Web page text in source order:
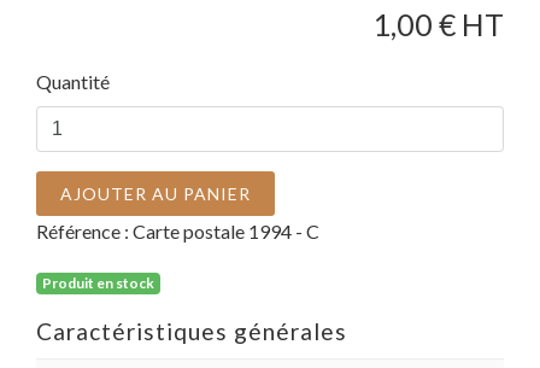
1,00 € HT
Quantité
AJOUTER AU PANIER
Référence : Carte postale 1994 - C
Produit en stock
Caractéristiques générales